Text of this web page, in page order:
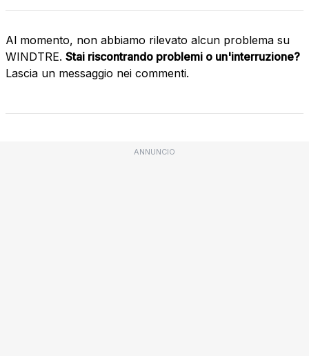
Al momento, non abbiamo rilevato alcun problema su
WINDTRE. Stai riscontrando problemi o un'interruzione?
Lascia un messaggio nei commenti.
ANNUNCIO